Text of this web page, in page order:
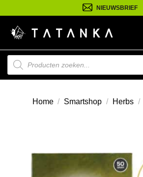
naar
inhoud
NIEUWSBRIEF
Producten
zoeken
Home / Smartshop / Herbs /